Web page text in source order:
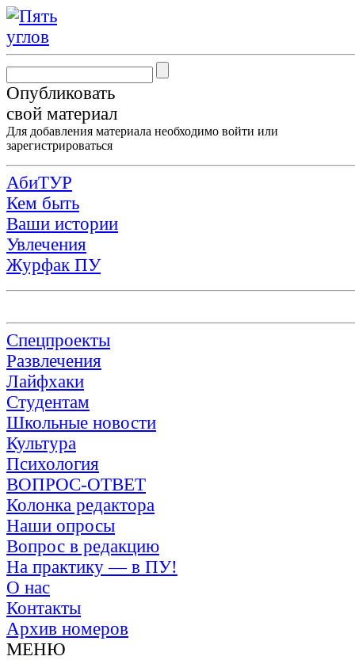
Опубликовать
свой материал
Для добавления материала необходимо войти или
зарегистрироваться
АбиТУР
Кем быть
Ваши истории
Увлечения
Журфак ПУ
Спецпроекты
Развлечения
Лайфхаки
Студентам
Школьные новости
Культура
Психология
ВОПРОС-ОТВЕТ
Колонка редактора
Наши опросы
Вопрос в редакцию
На практику — в ПУ!
О нас
Контакты
Архив номеров
МЕНЮ